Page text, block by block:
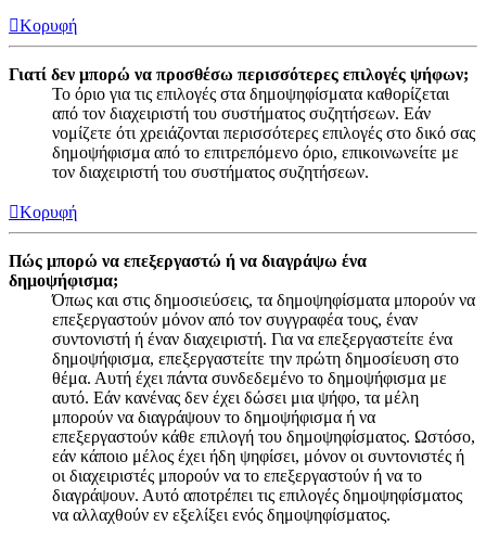
Κορυφή
Γιατί δεν μπορώ να προσθέσω περισσότερες επιλογές ψήφων;
Το όριο για τις επιλογές στα δημοψηφίσματα καθορίζεται
από τον διαχειριστή του συστήματος συζητήσεων. Εάν
νομίζετε ότι χρειάζονται περισσότερες επιλογές στο δικό σας
δημοψήφισμα από το επιτρεπόμενο όριο, επικοινωνείτε με
τον διαχειριστή του συστήματος συζητήσεων.
Κορυφή
Πώς μπορώ να επεξεργαστώ ή να διαγράψω ένα
δημοψήφισμα;
Όπως και στις δημοσιεύσεις, τα δημοψηφίσματα μπορούν να
επεξεργαστούν μόνον από τον συγγραφέα τους, έναν
συντονιστή ή έναν διαχειριστή. Για να επεξεργαστείτε ένα
δημοψήφισμα, επεξεργαστείτε την πρώτη δημοσίευση στο
θέμα. Αυτή έχει πάντα συνδεδεμένο το δημοψήφισμα με
αυτό. Εάν κανένας δεν έχει δώσει μια ψήφο, τα μέλη
μπορούν να διαγράψουν το δημοψήφισμα ή να
επεξεργαστούν κάθε επιλογή του δημοψηφίσματος. Ωστόσο,
εάν κάποιο μέλος έχει ήδη ψηφίσει, μόνον οι συντονιστές ή
οι διαχειριστές μπορούν να το επεξεργαστούν ή να το
διαγράψουν. Αυτό αποτρέπει τις επιλογές δημοψηφίσματος
να αλλαχθούν εν εξελίξει ενός δημοψηφίσματος.